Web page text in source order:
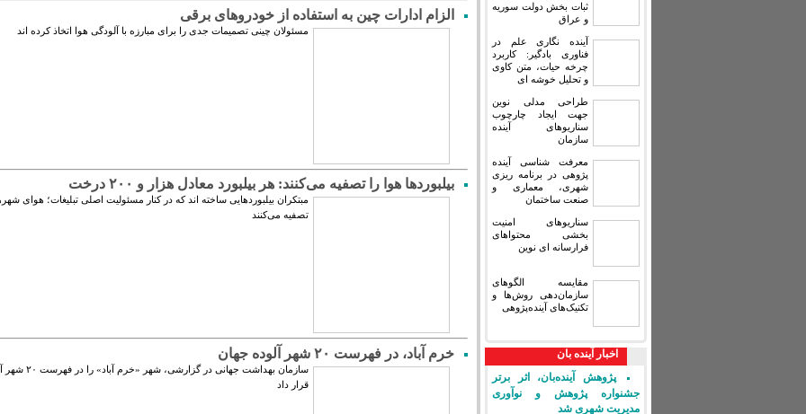
ثبات بخش دولت سوریه
و عراق
آینده نگاری علم در
فناوری بادگیر: کاربرد
چرخه حیات، متن کاوی
و تحلیل خوشه ای
طراحی مدلی نوین
جهت ایجاد چارچوب
سناریوهای آینده
سازمان
معرفت شناسی آینده
پژوهی در برنامه ریزی
شهری، معماری و
صنعت ساختمان
سناریوهای امنیت
بخشی محتواهای
فرارسانه ای نوین
مقایسه‏ الگوهای
سازمان‌دهی روش‌ها و
تکنیک‌های آینده‌پژوهی
اخبار آینده بان
پژوهش آینده‌بان، اثر برتر
جشنواره پژوهش و نوآوری
مدیریت شهری شد
الزام ادارات چین به استفاده از خودروهای برقی
مسئولان چینی تصمیمات جدی را برای مبارزه با آلودگی هوا اتخاذ کرده اند
بیلبوردها هوا را تصفیه می‌کنند: هر بیلبورد معادل هزار و ۲۰۰ درخت
مبتکران بیلبوردهایی ساخته اند که در کنار مسئولیت اصلی تبلیغات؛ هوای
تصفیه می‌کنند
خرم آباد، در فهرست ۲۰ شهر آلوده جهان
سازمان بهداشت جهانی در
قرار داد